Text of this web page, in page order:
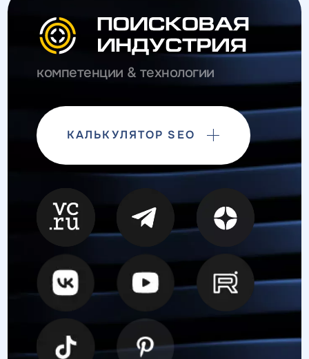
компетенции & технологии
КАЛЬКУЛЯТОР SEO